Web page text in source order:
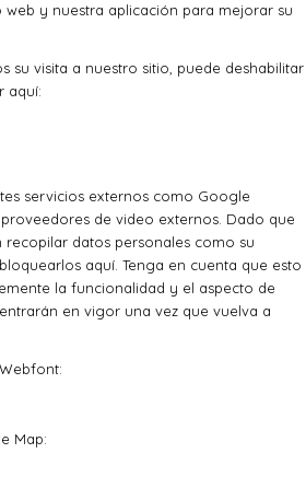
web y nuestra aplicación para mejorar su
su visita a nuestro sitio, puede deshabilitar
aquí:
servicios externos como Google
de video externos. Dado que
datos personales como su
aquí. Tenga en cuenta que esto
la funcionalidad y el aspecto de
en vigor una vez que vuelva a
Map: